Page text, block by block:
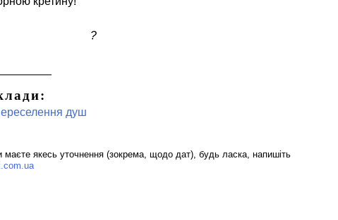
?
душ
якесь уточнення (зокрема, щодо дат), будь ласка, напишіть